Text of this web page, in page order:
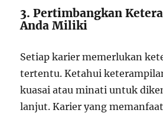
3. Pertimbangkan
Anda Miliki
Setiap karier memerlukan
tertentu. Ketahui
kuasai atau minati untuk
lanjut. Karier yang